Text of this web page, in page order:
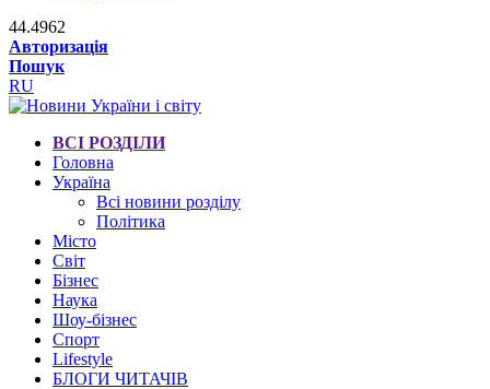
44.4962
Авторизація
Пошук
RU
ВСІ РОЗДІЛИ
Головна
Україна
Всі новини розділу
Політика
Місто
Світ
Бізнес
Наука
Шоу-бізнес
Спорт
Lifestyle
БЛОГИ ЧИТАЧІВ